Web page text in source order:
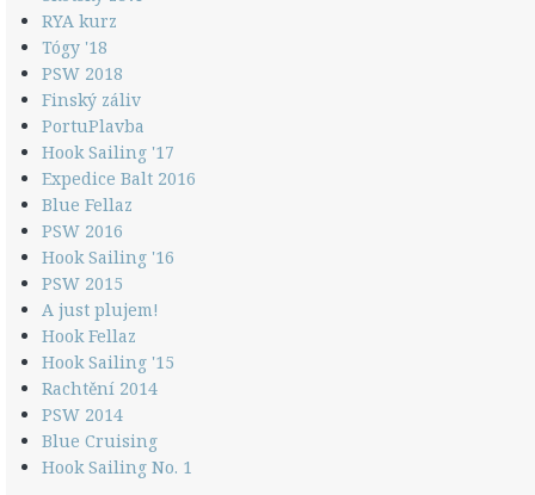
RYA kurz
Tógy '18
PSW 2018
Finský záliv
PortuPlavba
Hook Sailing '17
Expedice Balt 2016
Blue Fellaz
PSW 2016
Hook Sailing '16
PSW 2015
A just plujem!
Hook Fellaz
Hook Sailing '15
Rachtění 2014
PSW 2014
Blue Cruising
Hook Sailing No. 1